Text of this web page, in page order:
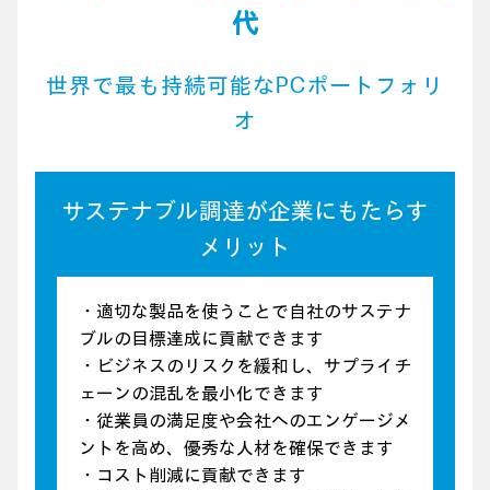
代
世界で最も持続可能なPCポートフォリ
オ
サステナブル調達が企業にもたらす
メリット
・適切な製品を使うことで自社のサステナ
ブルの目標達成に貢献できます
・ビジネスのリスクを緩和し、サプライチ
ェーンの混乱を最小化できます
・従業員の満足度や会社へのエンゲージメ
ントを高め、優秀な人材を確保できます
・コスト削減に貢献できます